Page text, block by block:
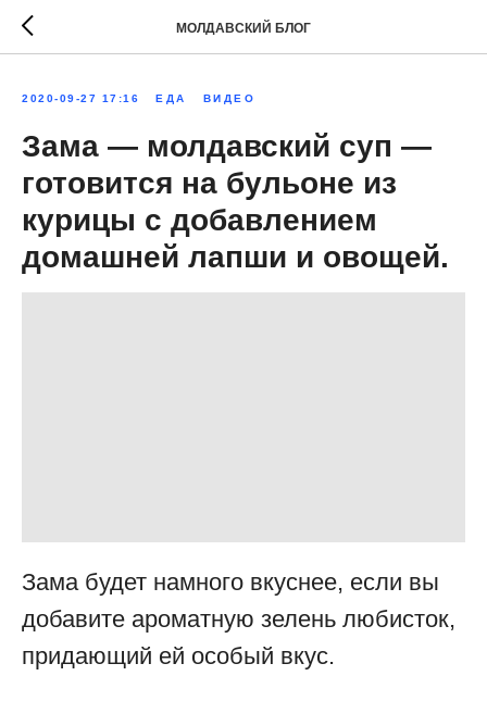
МОЛДАВСКИЙ БЛОГ
2020-09-27 17:16 ЕДА ВИДЕО
Зама — молдавский суп —
готовится на бульоне из
курицы с добавлением
домашней лапши и овощей.
Зама будет намного вкуснее, если вы
добавите ароматную зелень любисток,
придающий ей особый вкус.